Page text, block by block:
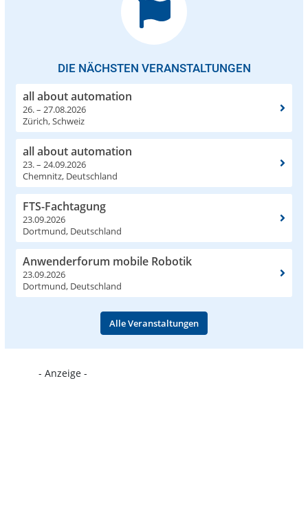
DIE NÄCHSTEN VERANSTALTUNGEN
all about automation
26. – 27.08.2026
Zürich, Schweiz
all about automation
23. – 24.09.2026
Chemnitz, Deutschland
FTS-Fachtagung
23.09.2026
Dortmund, Deutschland
Anwenderforum mobile Robotik
23.09.2026
Dortmund, Deutschland
Alle Veranstaltungen
- Anzeige -